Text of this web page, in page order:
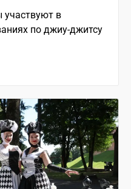
участвуют в
по джиу-джитсу